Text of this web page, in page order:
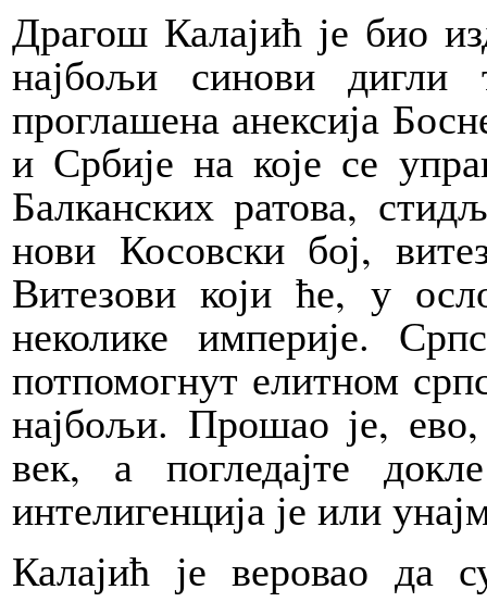
Драгош Калајић је био
најбољи синови дигли
проглашена анексија
и Србије на које се
Балканских ратова,
нови Косовски бој,
Витезови који ће, у
неколике империје.
потпомогнут елитном
најбољи. Прошао је,
век, а погледајте
интелигенција је или
Калајић је веровао да